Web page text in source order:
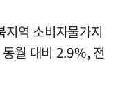
역 소비자물가지
월 대비 2.9%, 전